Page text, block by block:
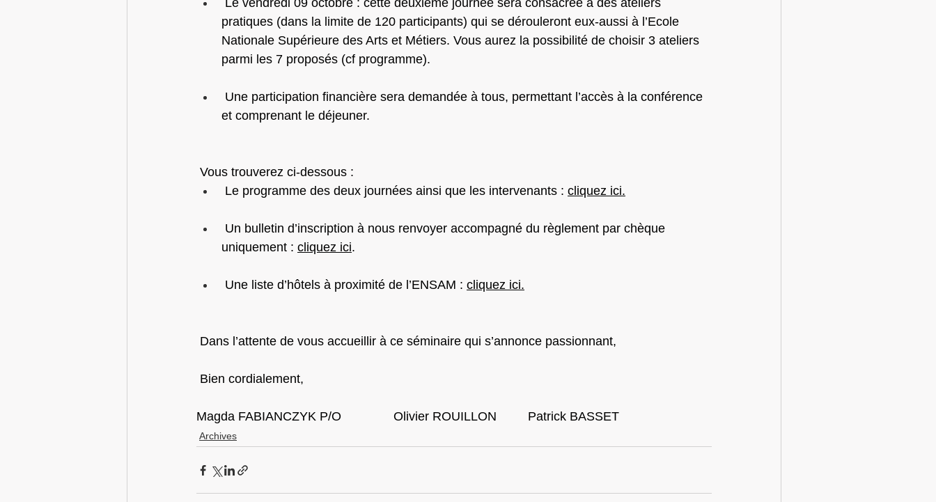
Le vendredi 09 octobre : cette deuxième journée sera consacrée à des ateliers
pratiques (dans la limite de 120 participants) qui se dérouleront eux-aussi à l’Ecole
Nationale Supérieure des Arts et Métiers. Vous aurez la possibilité de choisir 3 ateliers
parmi les 7 proposés (cf programme).
Une participation financière sera demandée à tous, permettant l’accès à la conférence
et comprenant le déjeuner.
Vous trouverez ci-dessous :
Le programme des deux journées ainsi que les intervenants : cliquez ici.
Un bulletin d’inscription à nous renvoyer accompagné du règlement par chèque
uniquement : cliquez ici.
Une liste d’hôtels à proximité de l’ENSAM : cliquez ici.
Dans l’attente de vous accueillir à ce séminaire qui s’annonce passionnant,
Bien cordialement,
Magda FABIANCZYK P/O               Olivier ROUILLON         Patrick BASSET
Archives